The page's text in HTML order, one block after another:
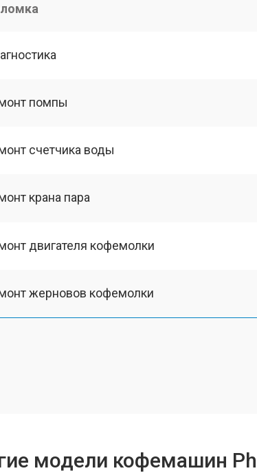
помпы
счетчика воды
крана пара
двигателя кофемолки
жерновов кофемолки
модели кофемашин